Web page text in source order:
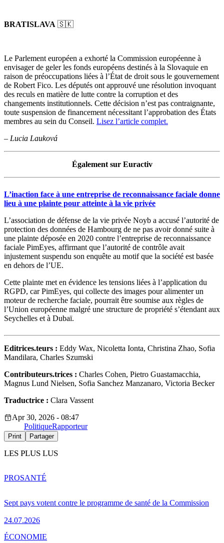
BRATISLAVA 🇸🇰
Le Parlement européen a exhorté la Commission européenne à
envisager de geler les fonds européens destinés à la Slovaquie en
raison de préoccupations liées à l’État de droit sous le gouvernement
de Robert Fico. Les députés ont approuvé une résolution invoquant
des reculs en matière de lutte contre la corruption et des
changements institutionnels. Cette décision n’est pas contraignante,
toute suspension de financement nécessitant l’approbation des États
membres au sein du Conseil. Lisez l’article complet.
– Lucia Lauková
Également sur Euractiv
L’inaction face à une entreprise de reconnaissance faciale donne
lieu à une plainte pour atteinte à la vie privée
L’association de défense de la vie privée Noyb a accusé l’autorité de
protection des données de Hambourg de ne pas avoir donné suite à
une plainte déposée en 2020 contre l’entreprise de reconnaissance
faciale PimEyes, affirmant que l’autorité de contrôle avait
injustement suspendu son enquête au motif que la société est basée
en dehors de l’UE.
Cette plainte met en évidence les tensions liées à l’application du
RGPD, car PimEyes, qui collecte des images pour alimenter un
moteur de recherche faciale, pourrait être soumise aux règles de
l’Union européenne malgré une structure de propriété s’étendant aux
Seychelles et à Dubaï.
Editrices.teurs : Eddy Wax, Nicoletta Ionta, Christina Zhao, Sofia
Mandilara, Charles Szumski
Contributeurs.trices : Charles Cohen, Pietro Guastamacchia,
Magnus Lund Nielsen, Sofia Sanchez Manzanaro, Victoria Becker
Traductrice : Clara Vassent
Apr 30, 2026 - 08:47
PolitiqueRapporteur
Print Partager
LES PLUS LUS
Sept pays votent contre le programme de santé de la Commission
24.07.2026
PROSANTÉ
ÉCONOMIE